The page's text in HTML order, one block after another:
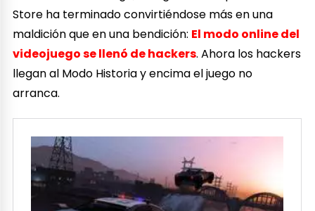
Store ha terminado convirtiéndose más en una
maldición que en una bendición: El modo online del
videojuego se llenó de hackers. Ahora los hackers
llegan al Modo Historia y encima el juego no
arranca.